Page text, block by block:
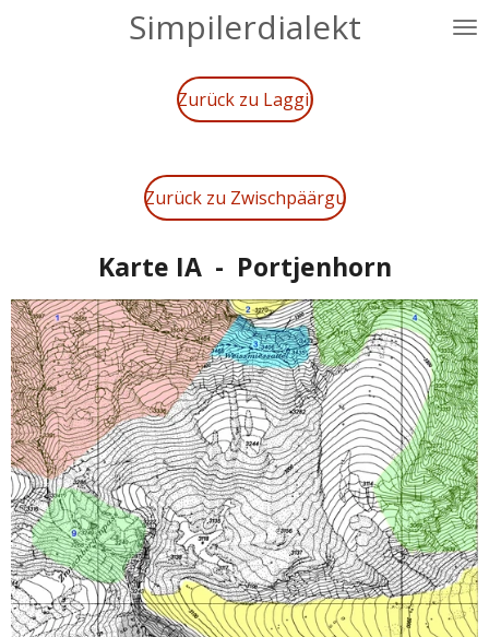
Simpilerdialekt
Zurück zu Laggii
Zurück zu Zwischpäärgu
Karte IA - Portjenhorn